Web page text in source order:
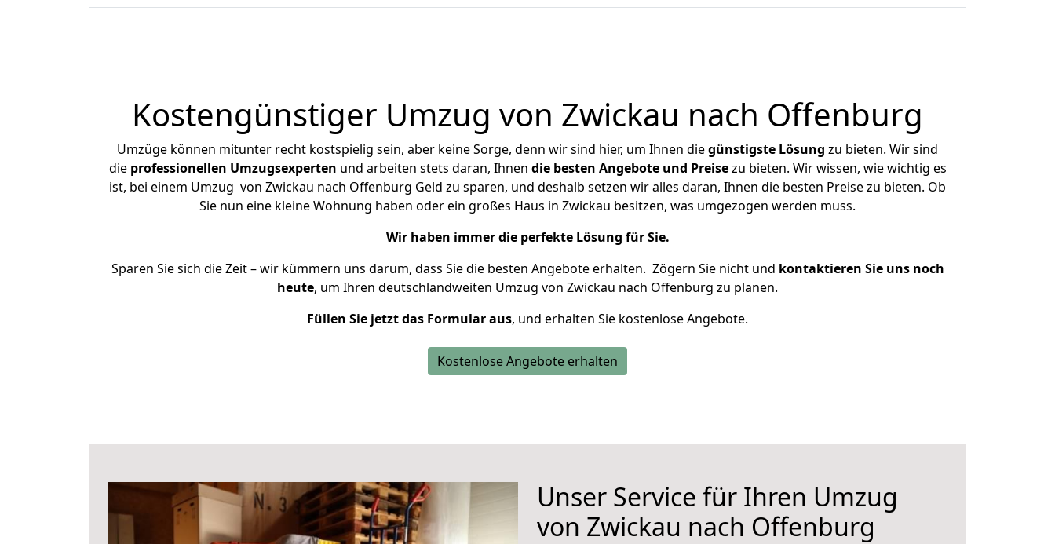
Kostengünstiger Umzug von Zwickau nach Offenburg
Umzüge können mitunter recht kostspielig sein, aber keine Sorge, denn wir sind hier, um Ihnen diegünstigste Lösung zu bieten. Wir sind
die professionellen Umzugsexperten und arbeiten stets daran, Ihnen die besten Angebote und Preisezu bieten. Wir wissen, wie wichtig es
ist, bei einem Umzug von Zwickau nach Offenburg Geld zu sparen, und deshalb setzen wir alles daran, Ihnen die besten Preise zu bieten. Ob
Sie nun eine kleine Wohnung haben oder ein großes Haus in Zwickau besitzen, was umgezogen werden muss.
Wir haben immer die perfekte Lösung für Sie.
Sparen Sie sich die Zeit – wir kümmern uns darum, dass Sie die besten Angebote erhalten. Zögern Sie nicht und kontaktieren Sie uns noch
heute, um Ihren deutschlandweiten Umzug von Zwickau nach Offenburg zu planen.
Füllen Sie jetzt das Formular aus, und erhalten Sie kostenlose Angebote.
Kostenlose Angebote erhalten
Unser Service für Ihren Umzug
von Zwickau nach Offenburg